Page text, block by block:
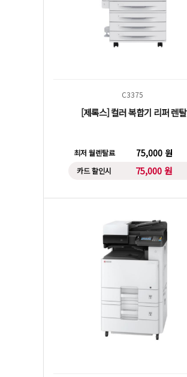
C3375
[제록스] 컬러 복합기 리퍼 렌탈
최저 월렌탈료 75,000 원
카드 할인시 75,000 원